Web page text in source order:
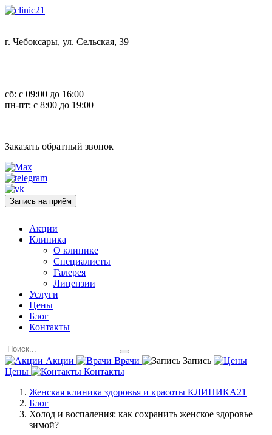
г. Чебоксары, ул. Сельская, 39
сб: с 09:00 до 16:00
пн-пт: с 8:00 до 19:00
Заказать обратный звонок
Запись на приём
Акции
Клиника
О клинике
Специалисты
Галерея
Лицензии
Услуги
Цены
Блог
Контакты
Акции Врачи
Запись
Цены
Контакты
Женская клиника здоровья и красоты КЛИНИКА21
Блог
Холод и воспаления: как сохранить женское здоровье
зимой?